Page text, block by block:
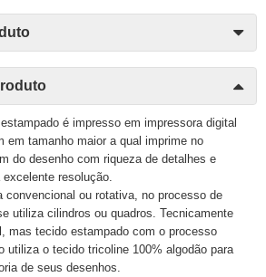
é impresso em impressora digital
em tamanho maior a qual imprime no
do desenho com riqueza de detalhes e
resolução.
convencional ou rotativa, no processo de
utiliza cilindros ou quadros. Tecnicamente
mas tecido estampado com o processo
utiliza o tecido tricoline 100% algodão para
de seus desenhos.